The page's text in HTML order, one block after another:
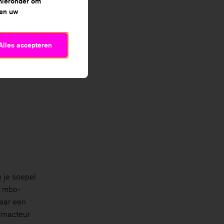
je soepel
mbo-
een
uw
accepteren